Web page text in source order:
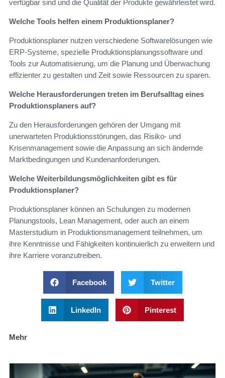
verfügbar sind und die Qualität der Produkte gewährleistet wird.
Welche Tools helfen einem Produktionsplaner?
Produktionsplaner nutzen verschiedene Softwarelösungen wie
ERP-Systeme, spezielle Produktionsplanungssoftware und
Tools zur Automatisierung, um die Planung und Überwachung
effizienter zu gestalten und Zeit sowie Ressourcen zu sparen.
Welche Herausforderungen treten im Berufsalltag eines
Produktionsplaners auf?
Zu den Herausforderungen gehören der Umgang mit
unerwarteten Produktionsstörungen, das Risiko- und
Krisenmanagement sowie die Anpassung an sich ändernde
Marktbedingungen und Kundenanforderungen.
Welche Weiterbildungsmöglichkeiten gibt es für
Produktionsplaner?
Produktionsplaner können an Schulungen zu modernen
Planungstools, Lean Management, oder auch an einem
Masterstudium in Produktionsmanagement teilnehmen, um
ihre Kenntnisse und Fähigkeiten kontinuierlich zu erweitern und
ihre Karriere voranzutreiben.
Facebook Twitter
LinkedIn Pinterest
Mehr